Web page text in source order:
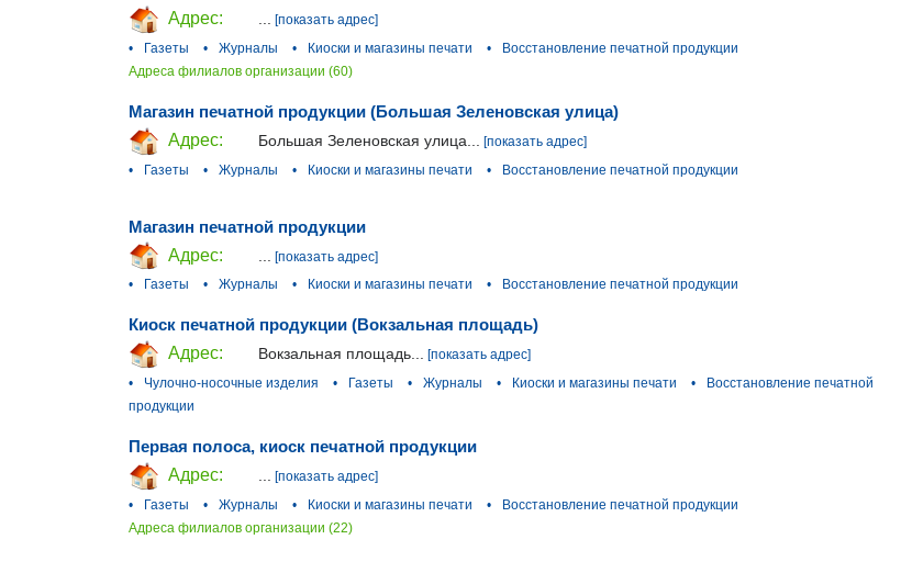
Адрес:
[показать адрес]
•
Газеты • Журналы • Киоски и магазины печати •
Восстановление печатной продукции
Адреса филиалов организации (60)
Магазин печатной продукции (Большая Зеленовская улица)
Адрес:
Большая Зеленовская улица...
[показать адрес]
•
Газеты • Журналы • Киоски и магазины печати • Восстановление печатной продукции
Магазин печатной продукции
Адрес:
[показать адрес]
•
Газеты • Журналы • Киоски и магазины печати • Восстановление печатной продукции
Киоск печатной продукции (Вокзальная площадь)
Адрес:
Вокзальная площадь... [показать адрес]
•
Чулочно-носочные изделия • Газеты • Журналы • Киоски и магазины печати •
Восстановление печатной
продукции
Первая полоса, киоск печатной продукции
Адрес:
[показать адрес]
•
Газеты • Журналы • Киоски и магазины печати •
Восстановление печатной продукции
Адреса филиалов организации (22)